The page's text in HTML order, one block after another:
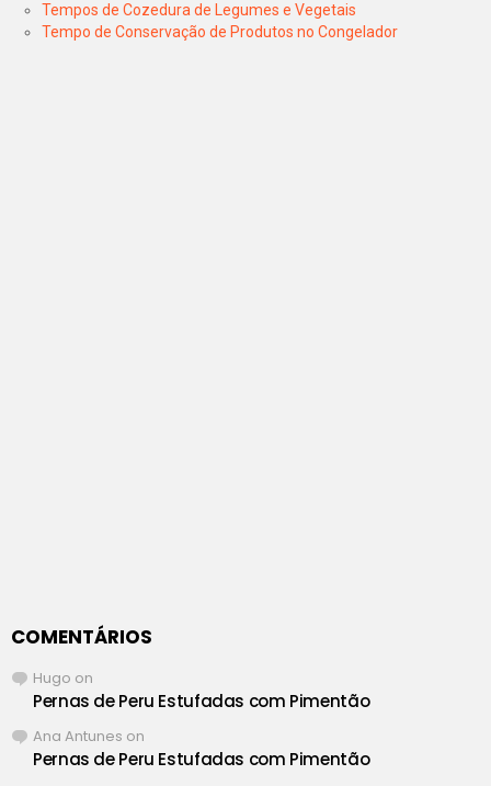
Tempos de Cozedura de Legumes e Vegetais
Tempo de Conservação de Produtos no Congelador
COMENTÁRIOS
Hugo on
Pernas de Peru Estufadas com Pimentão
Ana Antunes on
Pernas de Peru Estufadas com Pimentão